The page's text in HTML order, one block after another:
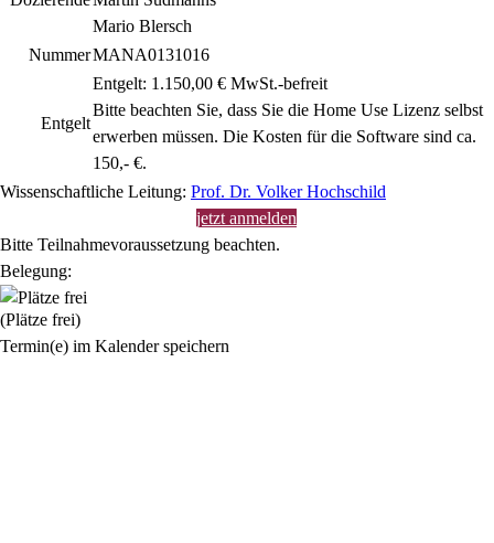
Mario Blersch
NummerMANA0131016
Entgelt
Entgelt: 1.150,00 € MwSt.-befreit
Bitte beachten Sie, dass Sie die Home Use Lizenz selbst
erwerben müssen. Die Kosten für die Software sind ca.
150,- €.
Wissenschaftliche Leitung: Prof. Dr. Volker Hochschild
jetzt anmelden
Bitte Teilnahmevoraussetzung beachten.
Belegung:
(Plätze frei)
Termin(e) im Kalender speichern